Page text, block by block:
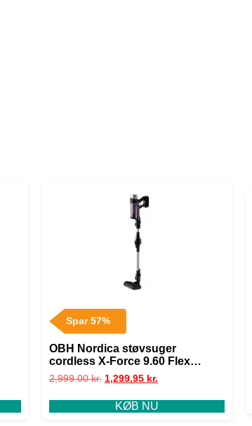
Spar 57%
OBH Nordica støvsuger
cordless X-Force 9.60 Flex
Essential
2,999.00kr. 1,299.95 kr.
KØB NU